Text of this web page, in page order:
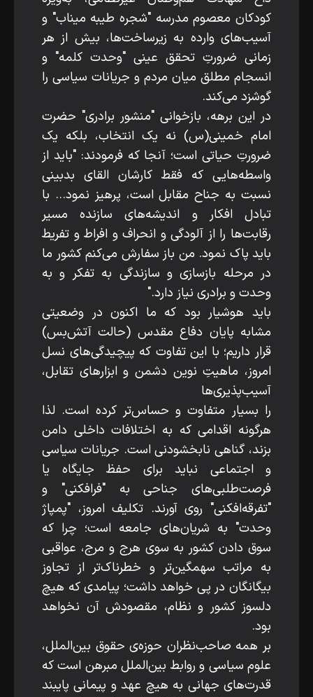
کودکان معصوم مدرسه "شجره طیبه میناب" و
آسیب‌های وارده به زیرساخت‌ها، بیش از هر
زمانی ضرورتِ تحقق عینی "وحدت کلمه" و
انسجام مطلق میان مردم و جریانات سیاسی را
گوشزد می‌کند.
در این برهه، بازخوانی "منشور برادری" حضرت
امام خمینی(س) نه یک انتخاب، بلکه یک
ضرورتِ حیاتی است؛ آنجا که فرمودند: "باید از
واسطه‌هایی که فقط کارشان القای بدبینی
نسبت به جناح مقابل است، پرهیز نمود... با
تبادل افکار و اندیشه‌های سازنده مسیر
رقابت‌ها را از آلودگی و انحراف و افراط و تفریط
باید پاک نمود. من باز سفارش می‌کنم کشور ما
در مرحله بازسازی و سازندگی به تفکر و به
وحدت و برادری نیاز دارد."‌
باید هوشیار بود که ما اکنون در وضعیتی
مشابه پایان دفاع مقدس (حالت آتش‌بس)
قرار داریم؛ با این تفاوت که پیچیدگی‌های نسل
امروز، ماهیتِ نوین دشمن و ابزارهای تقابل،
آسیب‌پذیری‌ها
را بسیار متفاوت و حساس‌تر کرده است. لذا
هرگونه اقدامی که به اختلافات داخلی دامن
بزند، گناهی نابخشودنی است. جریانات سیاسی
و اجتماعی نباید برای حفظ جایگاه یا
فرصت‌طلبی‌های جناحی به "فرافکنی" و
"تفرقه‌افکنی" روی آورند. تکلیف امروز، "پمپاژ
وحدت" به شریان‌های جامعه است؛ چرا که
سوق دادن کشور به سوی هرج‌ و مرج، عواقبی
به مراتب سهمگین‌تر و خطرناک‌تر از تجاوز
بیگانگان در پی خواهد داشت؛ پیامدی که هیچ
دلسوز کشور و نظام، مقصودش آن نخواهد
بود.
بر همه صاحب‌نظران حوزه‌ی حقوق بین‌الملل،
علوم سیاسی و روابط بین‌الملل مبرهن است که
قدرت‌های جهانی به هیچ عهد و پیمانی پایبند